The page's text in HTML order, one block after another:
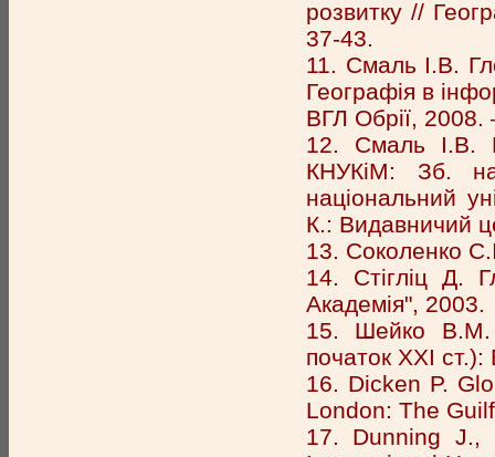
розвитку //
37-43.
11. Смаль І.В.
Географія в
ВГЛ Обрії, 2008.
12. Смаль І.В.
КНУКіМ: Зб.
національний
К.: Видавничий
13. Соколенко
14. Стігліц Д.
Академія", 2003.
15. Шейко В.М.
початок ХХІ
16. Dicken P.
London: The
17. Dunning J.,